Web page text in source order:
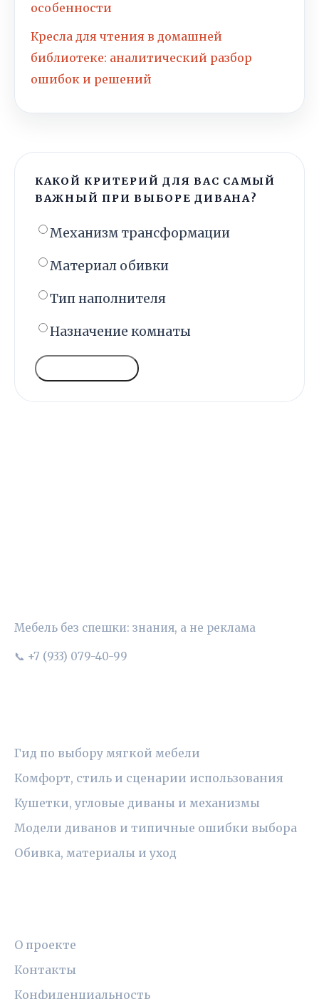
особенности
Кресла для чтения в домашней
библиотеке: аналитический разбор
ошибок и решений
КАКОЙ КРИТЕРИЙ ДЛЯ ВАС САМЫЙ
ВАЖНЫЙ ПРИ ВЫБОРЕ ДИВАНА?
Механизм трансформации
Материал обивки
Тип наполнителя
Назначение комнаты
Мебель без спешки: знания, а не реклама
📞 +7 (933) 079-40-99
Гид по выбору мягкой мебели
Комфорт, стиль и сценарии использования
Кушетки, угловые диваны и механизмы
Модели диванов и типичные ошибки выбора
Обивка, материалы и уход
О проекте
Контакты
Конфиденциальность